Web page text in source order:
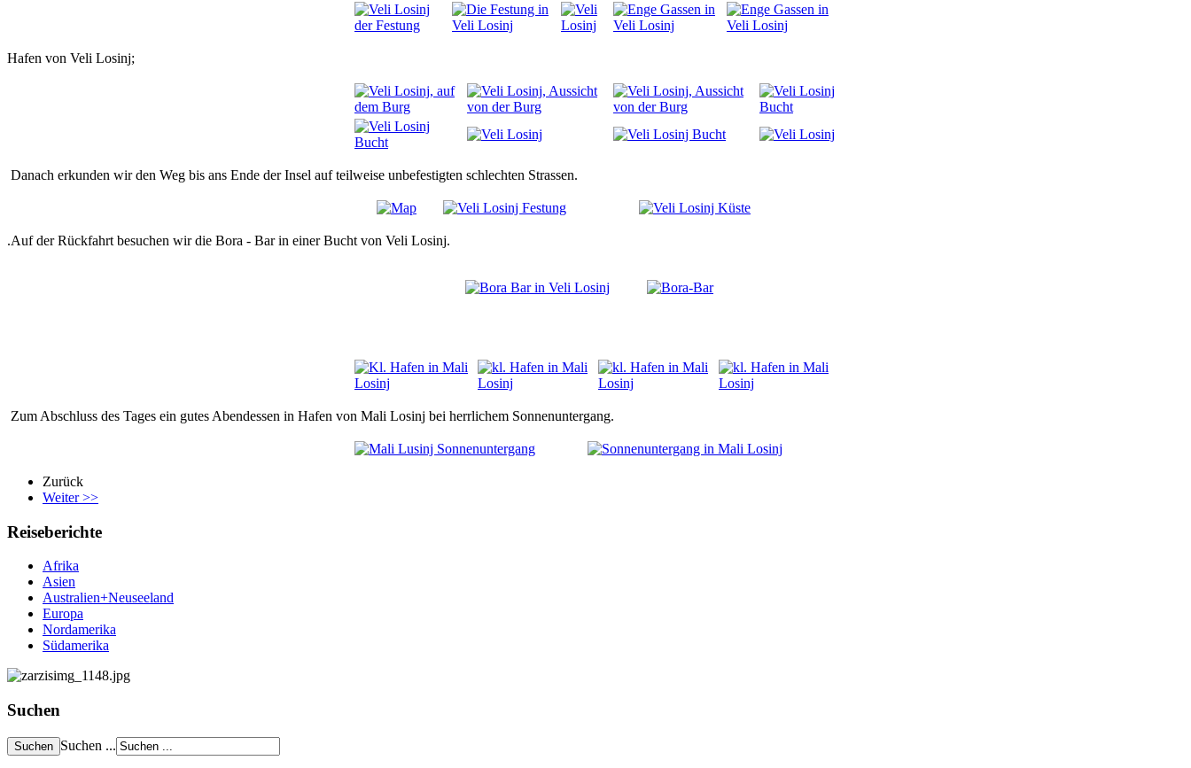
Hafen von Veli Losinj;
Danach erkunden wir den Weg bis ans Ende der Insel auf teilweise unbefestigten schlechten Strassen.
.Auf der Rückfahrt besuchen wir die Bora - Bar in einer Bucht von Veli Losinj.
Zum Abschluss des Tages ein gutes Abendessen in Hafen von Mali Losinj bei herrlichem Sonnenuntergang.
Zurück
Weiter >>
Reiseberichte
Afrika
Asien
Australien+Neuseeland
Europa
Nordamerika
Südamerika
Suchen
Suchen ...